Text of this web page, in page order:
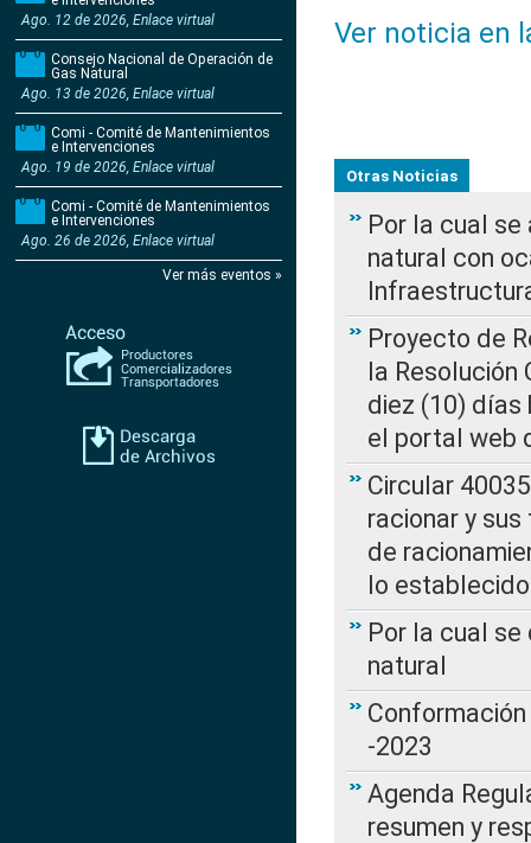
Ago. 12 de 2026, Enlace virtual
Consejo Nacional de Operación de
Gas Natural
Ago. 13 de 2026, Enlace virtual
Comi - Comité de Mantenimientos
e Intervenciones
Ago. 19 de 2026, Enlace virtual
Comi - Comité de Mantenimientos
e Intervenciones
Ago. 26 de 2026, Enlace virtual
Ver más eventos »
Ver noticia en
Otras Noticias
Por la cual
natural con
Proyecto de
la Resolución
diez (10) días
el portal web
Circular
racionar y
de
lo
Por la cual
natural
-2023
Agenda
resumen y